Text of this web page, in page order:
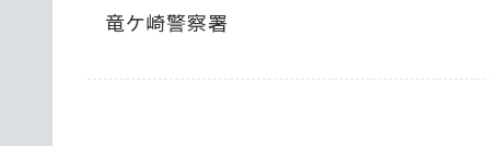
竜ケ崎警察署